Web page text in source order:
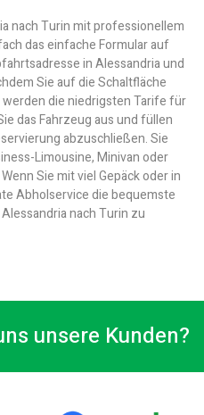
nach Turin mit professionellem
das einfache Formular auf
in Alessandria und
Sie auf die Schaltfläche
werden die niedrigsten Tarife für
das Fahrzeug aus und füllen
abzuschließen. Sie
Limousine, Minivan oder
Sie mit viel Gepäck oder in
Abholservice die bequemste
nach Turin zu
unsere Kunden?